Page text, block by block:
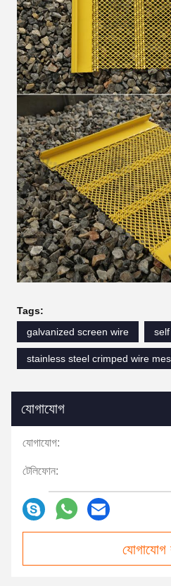
Tags:
galvanized screen wire
stainless steel crimped wire
যোগাযোগ
যোগাযোগ:
টেলিফোন: